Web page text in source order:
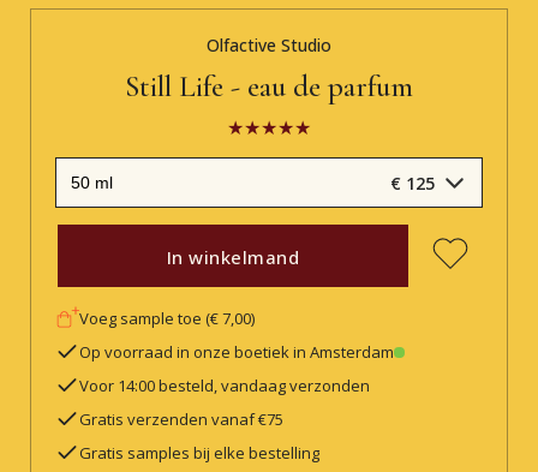
Olfactive Studio
Still Life - eau de parfum
€ 125
In winkelmand
Voeg sample toe (€ 7,00)
Op voorraad in onze boetiek in Amsterdam
Voor 14:00 besteld, vandaag verzonden
Gratis verzenden vanaf €75
Gratis samples bij elke bestelling